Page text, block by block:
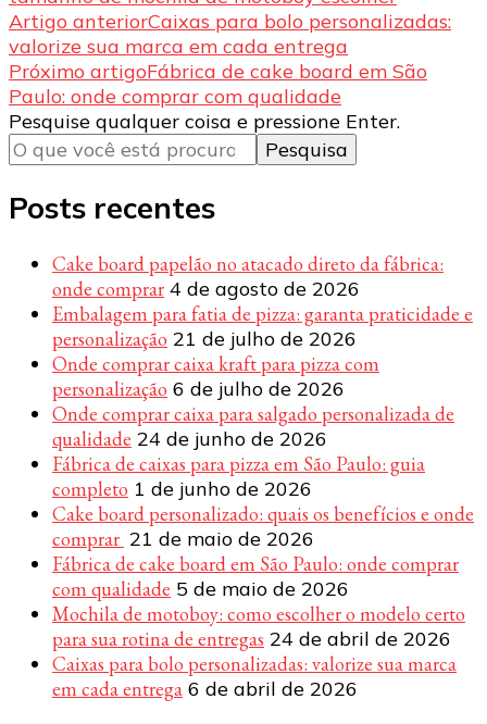
Navegação
de
post
Artigo anteriorCaixas para bolo personalizadas:
valorize sua marca em cada entrega
Próximo artigoFábrica de cake board em São
Paulo: onde comprar com qualidade
Procurando
algo?
Pesquise qualquer coisa e pressione Enter.
Posts recentes
Cake board papelão no atacado direto da fábrica:
onde comprar 4 de agosto de 2026
Embalagem para fatia de pizza: garanta praticidade e
personalização 21 de julho de 2026
Onde comprar caixa kraft para pizza com
personalização 6 de julho de 2026
Onde comprar caixa para salgado personalizada de
qualidade 24 de junho de 2026
Fábrica de caixas para pizza em São Paulo: guia
completo 1 de junho de 2026
Cake board personalizado: quais os benefícios e onde
comprar 21 de maio de 2026
Fábrica de cake board em São Paulo: onde comprar
com qualidade 5 de maio de 2026
Mochila de motoboy: como escolher o modelo certo
para sua rotina de entregas 24 de abril de 2026
Caixas para bolo personalizadas: valorize sua marca
em cada entrega 6 de abril de 2026